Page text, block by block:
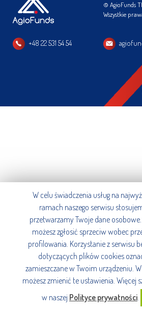
© AgioFunds
Wszystkie
+48 22 531 54 54
W celu świadczenia usług na
ramach naszego serwisu
przetwarzamy Twoje dane
możesz zgłosić sprzeciw wobec
profilowania. Korzystanie z serwisu
dotyczących plików cookies
zamieszczane w Twoim urządzeniu.
możesz zmienić te ustawienia. Więcej
w naszej Polityce prywatności.